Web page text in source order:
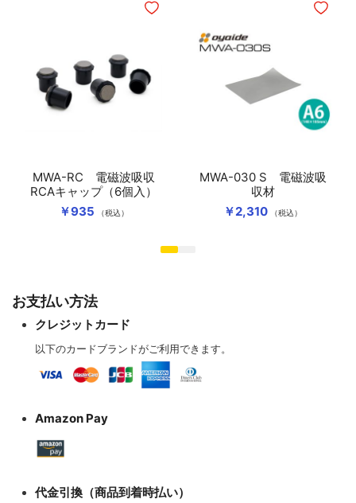
￥935 （税込）
MWA-RC 電磁波吸収
RCAキャップ（6個入）
ほしいものリストに追加
￥2,310 （税込）
MWA-030 S 電磁波吸
収材
ほしい
お支払い方法
クレジットカード
以下のカードブランドがご利用できます。
Amazon Pay
代金引換（商品到着時払い）